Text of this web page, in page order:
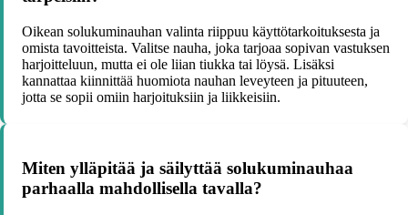
Oikean solukuminauhan valinta riippuu käyttötarkoituksesta ja
omista tavoitteista. Valitse nauha, joka tarjoaa sopivan vastuksen
harjoitteluun, mutta ei ole liian tiukka tai löysä. Lisäksi
kannattaa kiinnittää huomiota nauhan leveyteen ja pituuteen,
jotta se sopii omiin harjoituksiin ja liikkeisiin.
Miten ylläpitää ja säilyttää solukuminauhaa
parhaalla mahdollisella tavalla?